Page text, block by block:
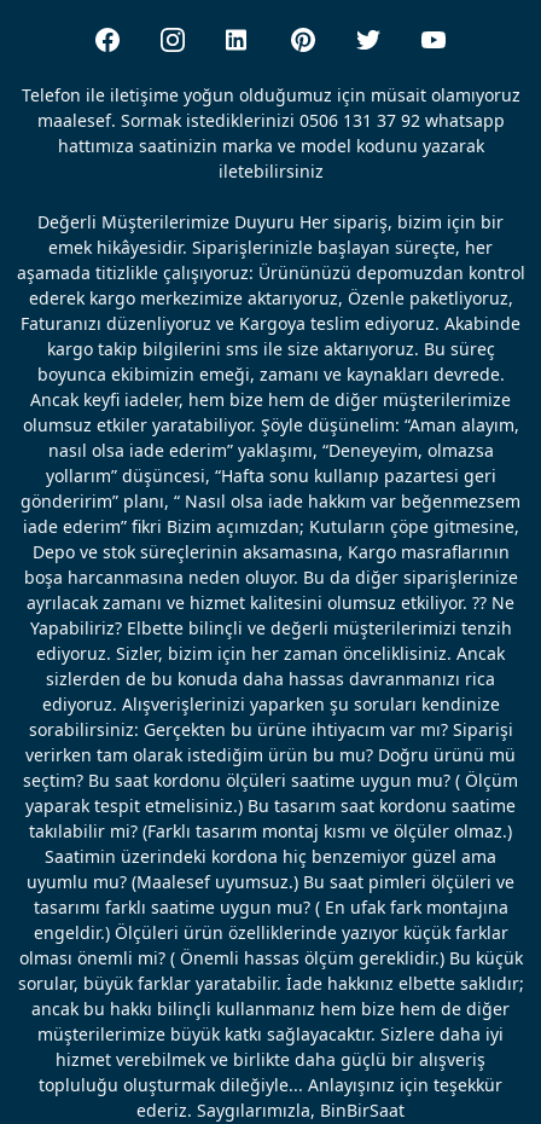
Telefon ile iletişime yoğun olduğumuz için müsait olamıyoruz
maalesef. Sormak istediklerinizi 0506 131 37 92 whatsapp
hattımıza saatinizin marka ve model kodunu yazarak
iletebilirsiniz
Değerli Müşterilerimize Duyuru Her sipariş, bizim için bir
emek hikâyesidir. Siparişlerinizle başlayan süreçte, her
aşamada titizlikle çalışıyoruz: Ürününüzü depomuzdan kontrol
ederek kargo merkezimize aktarıyoruz, Özenle paketliyoruz,
Faturanızı düzenliyoruz ve Kargoya teslim ediyoruz. Akabinde
kargo takip bilgilerini sms ile size aktarıyoruz. Bu süreç
boyunca ekibimizin emeği, zamanı ve kaynakları devrede.
Ancak keyfi iadeler, hem bize hem de diğer müşterilerimize
olumsuz etkiler yaratabiliyor. Şöyle düşünelim: “Aman alayım,
nasıl olsa iade ederim” yaklaşımı, “Deneyeyim, olmazsa
yollarım” düşüncesi, “Hafta sonu kullanıp pazartesi geri
gönderirim” planı, “ Nasıl olsa iade hakkım var beğenmezsem
iade ederim” fikri Bizim açımızdan; Kutuların çöpe gitmesine,
Depo ve stok süreçlerinin aksamasına, Kargo masraflarının
boşa harcanmasına neden oluyor. Bu da diğer siparişlerinize
ayrılacak zamanı ve hizmet kalitesini olumsuz etkiliyor. ?? Ne
Yapabiliriz? Elbette bilinçli ve değerli müşterilerimizi tenzih
ediyoruz. Sizler, bizim için her zaman önceliklisiniz. Ancak
sizlerden de bu konuda daha hassas davranmanızı rica
ediyoruz. Alışverişlerinizi yaparken şu soruları kendinize
sorabilirsiniz: Gerçekten bu ürüne ihtiyacım var mı? Siparişi
verirken tam olarak istediğim ürün bu mu? Doğru ürünü mü
seçtim? Bu saat kordonu ölçüleri saatime uygun mu? ( Ölçüm
yaparak tespit etmelisiniz.) Bu tasarım saat kordonu saatime
takılabilir mi? (Farklı tasarım montaj kısmı ve ölçüler olmaz.)
Saatimin üzerindeki kordona hiç benzemiyor güzel ama
uyumlu mu? (Maalesef uyumsuz.) Bu saat pimleri ölçüleri ve
tasarımı farklı saatime uygun mu? ( En ufak fark montajına
engeldir.) Ölçüleri ürün özelliklerinde yazıyor küçük farklar
olması önemli mi? ( Önemli hassas ölçüm gereklidir.) Bu küçük
sorular, büyük farklar yaratabilir. İade hakkınız elbette saklıdır;
ancak bu hakkı bilinçli kullanmanız hem bize hem de diğer
müşterilerimize büyük katkı sağlayacaktır. Sizlere daha iyi
hizmet verebilmek ve birlikte daha güçlü bir alışveriş
topluluğu oluşturmak dileğiyle... Anlayışınız için teşekkür
ederiz. Saygılarımızla, BinBirSaat